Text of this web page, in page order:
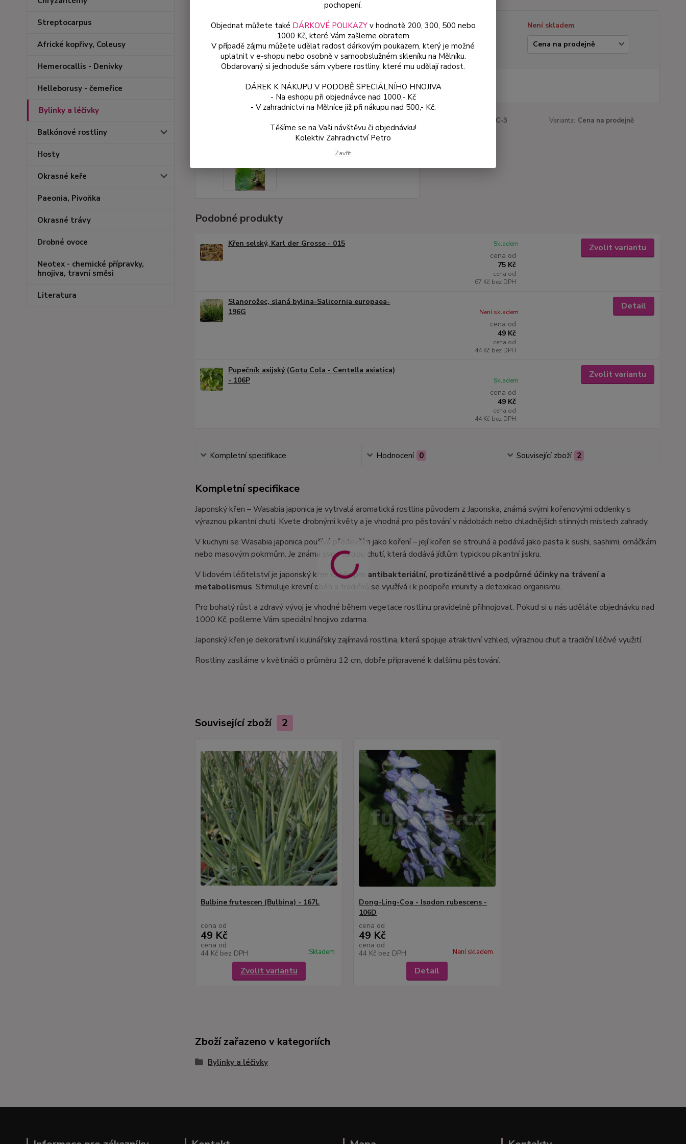
Streptocarpus
Africké kopřivy, Coleusy
Hemerocallis - Denivky
Helleborusy - čemeřice
Bylinky a léčivky
Balkónové rostliny
Hosty
Okrasné keře
Paeonia, Pivoňka
Okrasné trávy
Drobné ovoce
Neotex - chemické přípravky,
hnojiva, travní směsi
Literatura
Dostupnost
Není skladem
Varianta
174C-3 Varianta: Cena na prodejně
Podobné produkty
Křen selský, Karl der Grosse - 015
cena od
75 Kč
cena od
67 Kč bez DPH
Skladem Zvolit variantu
Slanorožec, slaná bylina-Salicornia europaea-
196G
cena od
49 Kč
cena od
44 Kč bez DPH
Není skladem
Detail
Pupečník asijský (Gotu Cola - Centella asiatica)
- 106P
cena od
49 Kč
cena od
44 Kč bez DPH
Skladem
Zvolit variantu
Kompletní specifikace Hodnocení 0 Související zboží 2
Kompletní specifikace
Japonský křen – Wasabia japonica je vytrvalá aromatická rostlina původem z Japonska, známá svými kořenovými oddenky s
výraznou pikantní chutí. Kvete drobnými květy a je vhodná pro pěstování v nádobách nebo chladnějších stinných místech zahrady.
V kuchyni se Wasabia japonica používá především jako koření – její kořen se strouhá a podává jako pasta k sushi, sashimi, omáčkám
nebo masovým pokrmům. Je známá svou ostrou chutí, která dodává jídlům typickou pikantní jiskru.
V lidovém léčitelství je japonský křen ceněn pro antibakteriální, protizánětlivé a podpůrné účinky na trávení a
metabolismus. Stimuluje krevní oběh a tradičně se využívá i k podpoře imunity a detoxikaci organismu.
Pro bohatý růst a zdravý vývoj je vhodné během vegetace rostlinu pravidelně přihnojovat. Pokud si u nás uděláte objednávku nad
1000 Kč, pošleme Vám speciální hnojivo zdarma.
Japonský křen je dekorativní i kulinářsky zajímavá rostlina, která spojuje atraktivní vzhled, výraznou chuť a tradiční léčivé využití.
Rostliny zasíláme v květináči o průměru 12 cm, dobře připravené k dalšímu pěstování.
Související zboží 2
Bulbine frutescen (Bulbina) - 167L
cena od
49 Kč
cena od
44 Kč bez DPH Skladem
Zvolit variantu
Dong-Ling-Coa - Isodon rubescens -
106D
cena od
49 Kč
cena od
44 Kč bez DPH Není skladem
Detail
Zboží zařazeno v kategoriích
Bylinky a léčivky
pochopení.
Objednat můžete také DÁRKOVÉ POUKAZYv hodnotě 200, 300, 500 nebo
1000 Kč, které Vám zašleme obratem
V případě zájmu můžete udělat radost dárkovým poukazem, který je možné
uplatnit v e-shopu nebo osobně v samoobslužném skleníku na Mělníku.
Obdarovaný si jednoduše sám vybere rostliny, které mu udělají radost.
DÁREK K NÁKUPU V PODOBĚ SPECIÁLNÍHO HNOJIVA
- Na eshopu při objednávce nad 1000,- Kč
- V zahradnictví na Mělníce již při nákupu nad 500,- Kč.
Těšíme se na Vaši návštěvu či objednávku!
Kolektiv Zahradnictví Petro
Zavřít